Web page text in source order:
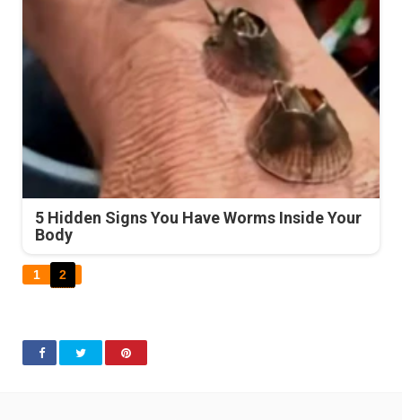
5 Hidden Signs You Have Worms Inside Your
Body
1 2